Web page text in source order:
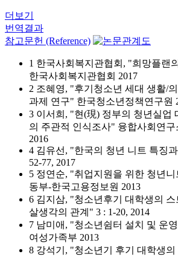
더보기
번역결과
참고문헌 (Reference)
1 한국사회복지관협회, "희망플랜
한국사회복지관협회 2017
2 조혜영, "후기청소년 세대 생활/
과제 연구" 한국청소년정책연구원
3 이서희, "현(現) 정부의 청년실업
의 주관적 인식조사" 융합사회연구
2016
4 김유선, "한국의 청년 니트 특징
52-77, 2017
5 정연순, "취업지원을 위한 청년
동부-한국고용정보원 2013
6 김지삼, "청소년후기 대학생의
살생각의 관계" 3 : 1-20, 2014
7 남미애, "청소년쉼터 설치 및 운
여성가족부 2013
8 강석기, "청소년기 후기 대학생의